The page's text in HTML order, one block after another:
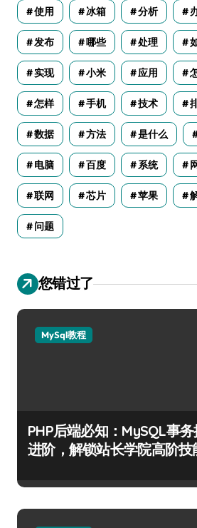
使用 冰箱 分析
发布 哪些 处理
实现 小米 应用
怎样 手机 技术
数据 方法 是什么
电脑 百度 系统
联网 芯片 苹果
问题
您错过了
MySql教程
PHP后端必知：MySQL事
进阶，解锁站长学院高阶技